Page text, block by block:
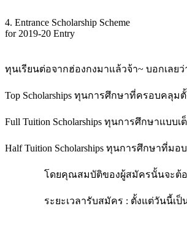
4. Entrance Scholarship Scheme
for 2019-20 Entry
ทุนเรียนต่อจากฮ่องกงมาแล้วจ้า~ บอกเลย
Top Scholarships ทุนการศึกษาที่ครอบคลุ
Full Tuition Scholarships ทุนการศึกษาแบ
Half Tuition Scholarships ทุนการศึกษาที่ม
โดยคุณสมบัติของผู้สมัครนั้นจะต้องมีเกร
ระยะเวลารับสมัคร : ตั้งแต่วันนี้เป็น